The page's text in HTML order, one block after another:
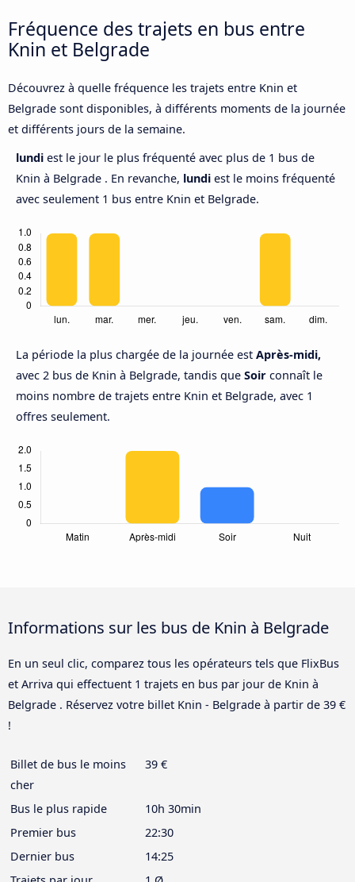
Fréquence des trajets en bus entre
Knin et Belgrade
Découvrez à quelle fréquence les trajets entre Knin et
Belgrade sont disponibles, à différents moments de la journée
et différents jours de la semaine.
lundi est le jour le plus fréquenté avec plus de 1 bus de
Knin à Belgrade . En revanche, lundi est le moins fréquenté
avec seulement 1 bus entre Knin et Belgrade.
La période la plus chargée de la journée est Après-midi,
avec 2 bus de Knin à Belgrade, tandis que Soir connaît le
moins nombre de trajets entre Knin et Belgrade, avec 1
offres seulement.
Informations sur les bus de Knin à Belgrade
En un seul clic, comparez tous les opérateurs tels que FlixBus
et Arriva qui effectuent 1 trajets en bus par jour de Knin à
Belgrade . Réservez votre billet Knin - Belgrade à partir de 39 €
!
Billet de bus le moins
cher
39 €
Bus le plus rapide
10h 30min
Premier bus
22:30
Dernier bus
14:25